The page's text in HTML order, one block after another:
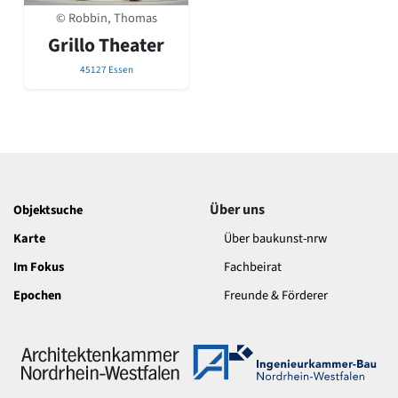
David Chipperfield
Harald Deilmann
Gottfried Böhm
Schneider von Esleben
Postmoderne
1950er-70er Jahre
Reformarchitektur
Jugendstil
Barock
Renaissance
© Robbin, Thomas
Grillo Theater
45127 Essen
Objektsuche
Karte
Im Fokus
Epochen
Über uns
Über baukunst-nrw
Fachbeirat
Freunde & Förderer